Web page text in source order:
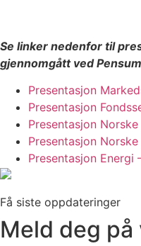
Se linker nedenfor til
gjennomgått ved
Presentasjon
Presentasjon
Presentasjon
Presentasjon
Presentasjon Energi
Få siste oppdateringer
Meld deg